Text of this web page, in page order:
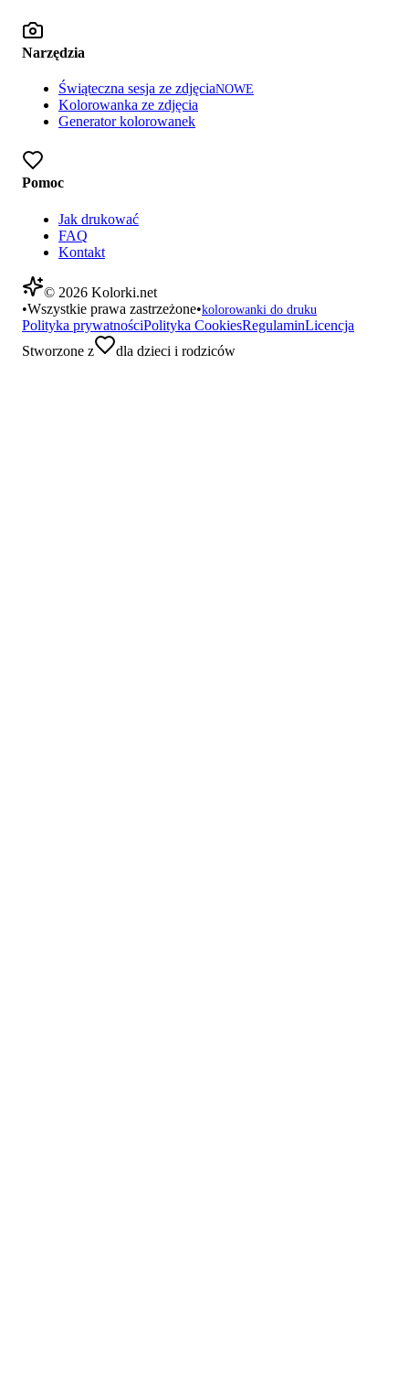
Narzędzia
Świąteczna sesja ze zdjęciaNOWE
Kolorowanka ze zdjęcia
Generator kolorowanek
Pomoc
Jak drukować
FAQ
Kontakt
© 2026 Kolorki.net
•Wszystkie prawa zastrzeżone•kolorowanki do druku
Polityka prywatnościPolityka CookiesRegulaminLicencja
Stworzone z
dla dzieci i rodziców